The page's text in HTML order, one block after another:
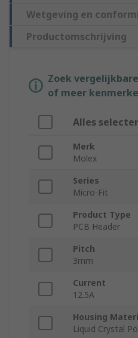
Wetgeving en
Productomschrijving
Zoek
of meer
Alles
Merk
Molex
Series
Micro-Fit
Product Type
PCB Header
Pitch
3mm
Current
12.5A
Housing
Liquid Crystal